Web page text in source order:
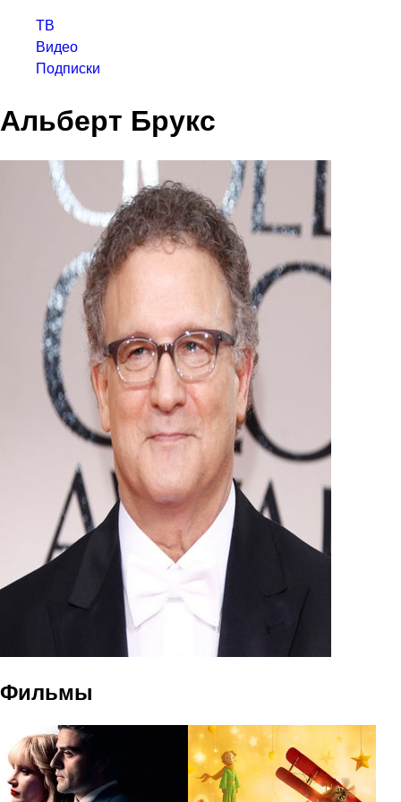
ТВ
Видео
Подписки
Альберт Брукс
Фильмы